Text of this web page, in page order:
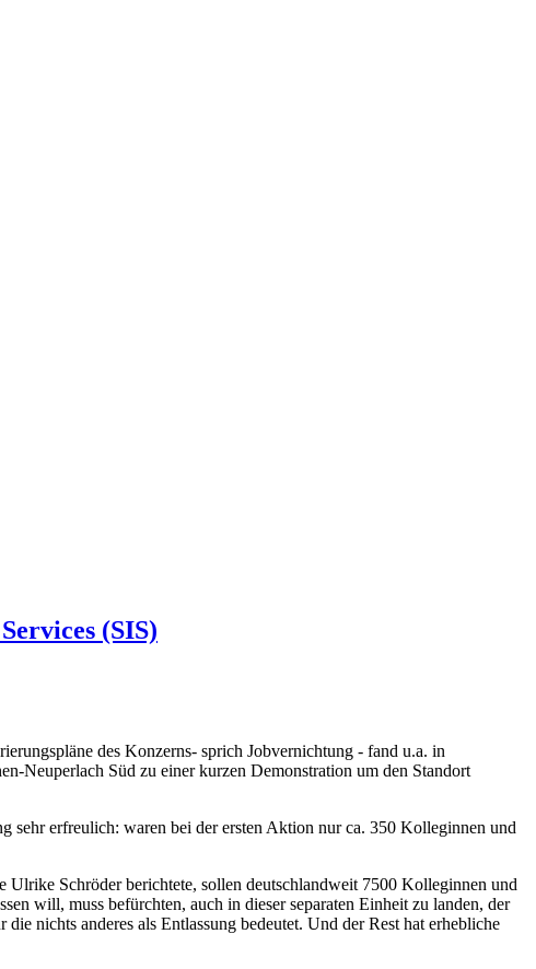
(SIS)
des Konzerns- sprich Jobvernichtung - fand u.a. in
Neuperlach Süd zu einer kurzen Demonstration um den Standort
sehr erfreulich: waren bei der ersten Aktion nur ca. 350 Kolleginnen und
Ulrike Schröder berichtete, sollen deutschlandweit 7500 Kolleginnen und
will, muss befürchten, auch in dieser separaten Einheit zu landen, der
nichts anderes als Entlassung bedeutet. Und der Rest hat erhebliche